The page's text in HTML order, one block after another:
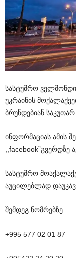
სასტუმრო ველმონდი
უკრაინის
ბრუნდებიან საკუთარ
ინფორმაციას ამის
,,facebook”გვერდზე
სასტუმრო
აუცილებლად
შემდეგ ნომრებზე:
+995 577 02 01 87